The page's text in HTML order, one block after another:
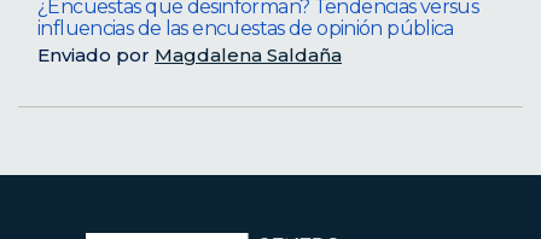
¿Encuestas que desinforman? Tendencias versus
influencias de las encuestas de opinión pública
Enviado por Magdalena Saldaña